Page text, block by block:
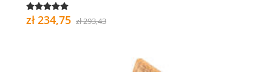
zł 234,75 zł 293,43